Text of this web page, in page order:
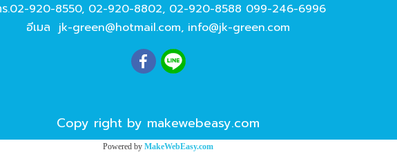
.02-920-8550, 02-920-8802, 02-920-8588 099-246-6996
อีเมล jk-green@hotmail.com, info@jk-green.com
Copy right by makewebeasy.com
Powered by MakeWebEasy.com